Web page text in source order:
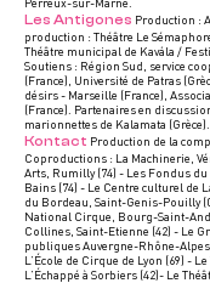
Les Antigones Production :
production : Théâtre Le
Théâtre municipal de Kavála /
Soutiens : Région Sud, service
(France), Université de Patras
désirs - Marseille (France),
(France). Partenaires en
marionnettes de Kalamata (Grèce).
Kontact Production de la
Coproductions : La Machinerie,
Arts, Rumilly (74) - Les Fondus
Bains (74) - Le Centre culturel de
du Bordeau, Saint-Genis-Pouilly
National Cirque, Bourg-Saint-
Collines, Saint-Etienne (42) - Le
publiques Auvergne-Rhône-
L’École de Cirque de Lyon (69) -
L’Échappé à Sorbiers (42)- Le